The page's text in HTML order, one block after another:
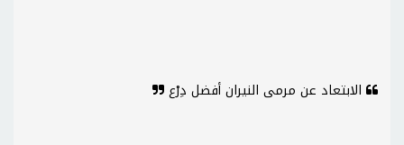
الابتعاد عن مرمى النيران أفضل دِرْع